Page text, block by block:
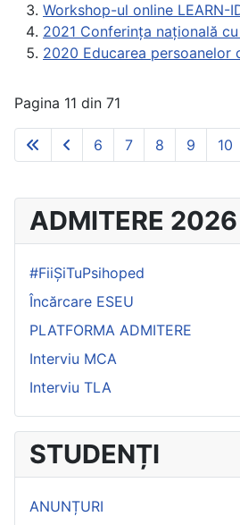
Workshop-ul online LEARN-
2021 Conferința națională
2020 Educarea
Pagina 11 din 71
6 7 8 9 10
ADMITERE 2026
#FiiȘiTuPsihoped
Încărcare ESEU
PLATFORMA ADMITERE
Interviu MCA
Interviu TLA
STUDENȚI
ANUNȚURI